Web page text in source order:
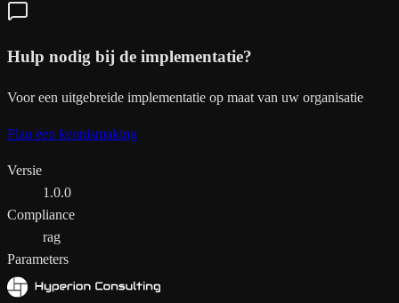
Hulp nodig bij de implementatie?
Voor een uitgebreide implementatie op maat van uw organisatie
Plan een kennismaking
Versie
1.0.0
Compliance
rag
Parameters